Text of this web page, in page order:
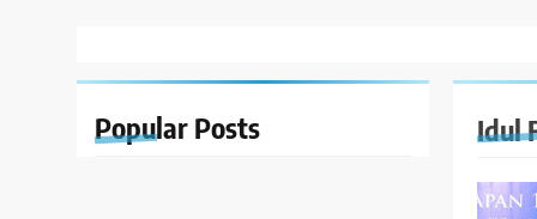
Popular Posts Idul